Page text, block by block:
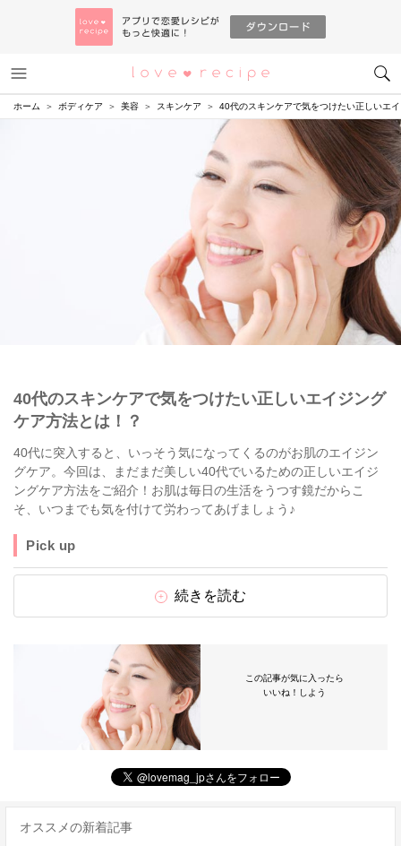
恋愛レシピ
ホーム ボディケア 美容 スキンケア 40代のスキンケアで気をつけたい正しいエ
40代のスキンケアで気をつけたい正しいエイジング
ケア方法とは！？
40代に突入すると、いっそう気になってくるのがお肌のエイジン
グケア。今回は、まだまだ美しい40代でいるための正しいエイジ
ングケア方法をご紹介！お肌は毎日の生活をうつす鏡だからこ
そ、いつまでも気を付けて労わってあげましょう♪
Pick up
続きを読む
この記事が気に入ったら
いいね！しよう
オススメの新着記事